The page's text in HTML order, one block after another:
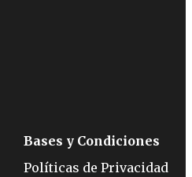
Bases y Condiciones
Políticas de Privacidad